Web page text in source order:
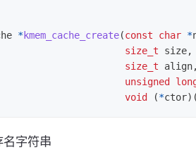
*kmem_cache_create(const char *
size_t
size,
size_t
align
unsigned
void
(*ctor
名字符串